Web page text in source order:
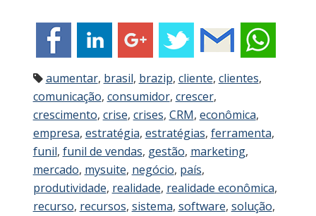
aumentar, brasil, brazip, cliente, clientes,
comunicação, consumidor, crescer,
crescimento, crise, crises, CRM, econômica,
empresa, estratégia, estratégias, ferramenta,
funil, funil de vendas, gestão, marketing,
mercado, mysuite, negócio, país,
produtividade, realidade, realidade econômica,
recurso, recursos, sistema, software, solução,